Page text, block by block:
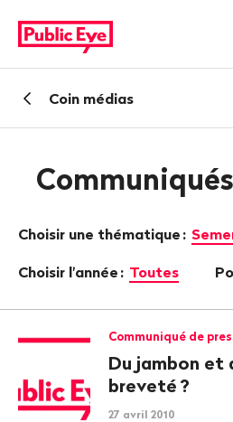
sur
publiceye.ch
rapide
RetourCoin médias
Choisir une thématique :
Choisir l'année : Toutes
Communiqué de
Du jambon et
breveté ?
27 avril 2010